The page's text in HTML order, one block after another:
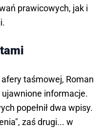
prawicowych, jak i
taśmowej, Roman
ujawnione informacje.
popełnił dwa wpisy.
zaś drugi... w